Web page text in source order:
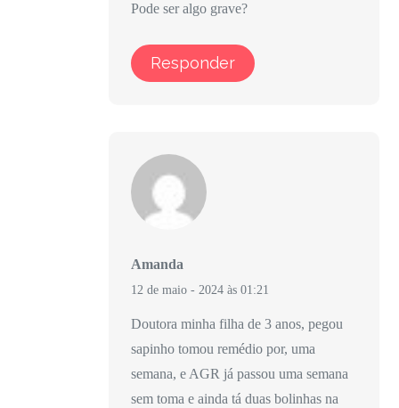
Pode ser algo grave?
Responder
Amanda
12 de maio - 2024 às 01:21
Doutora minha filha de 3 anos, pegou
sapinho tomou remédio por, uma
semana, e AGR já passou uma semana
sem toma e ainda tá duas bolinhas na